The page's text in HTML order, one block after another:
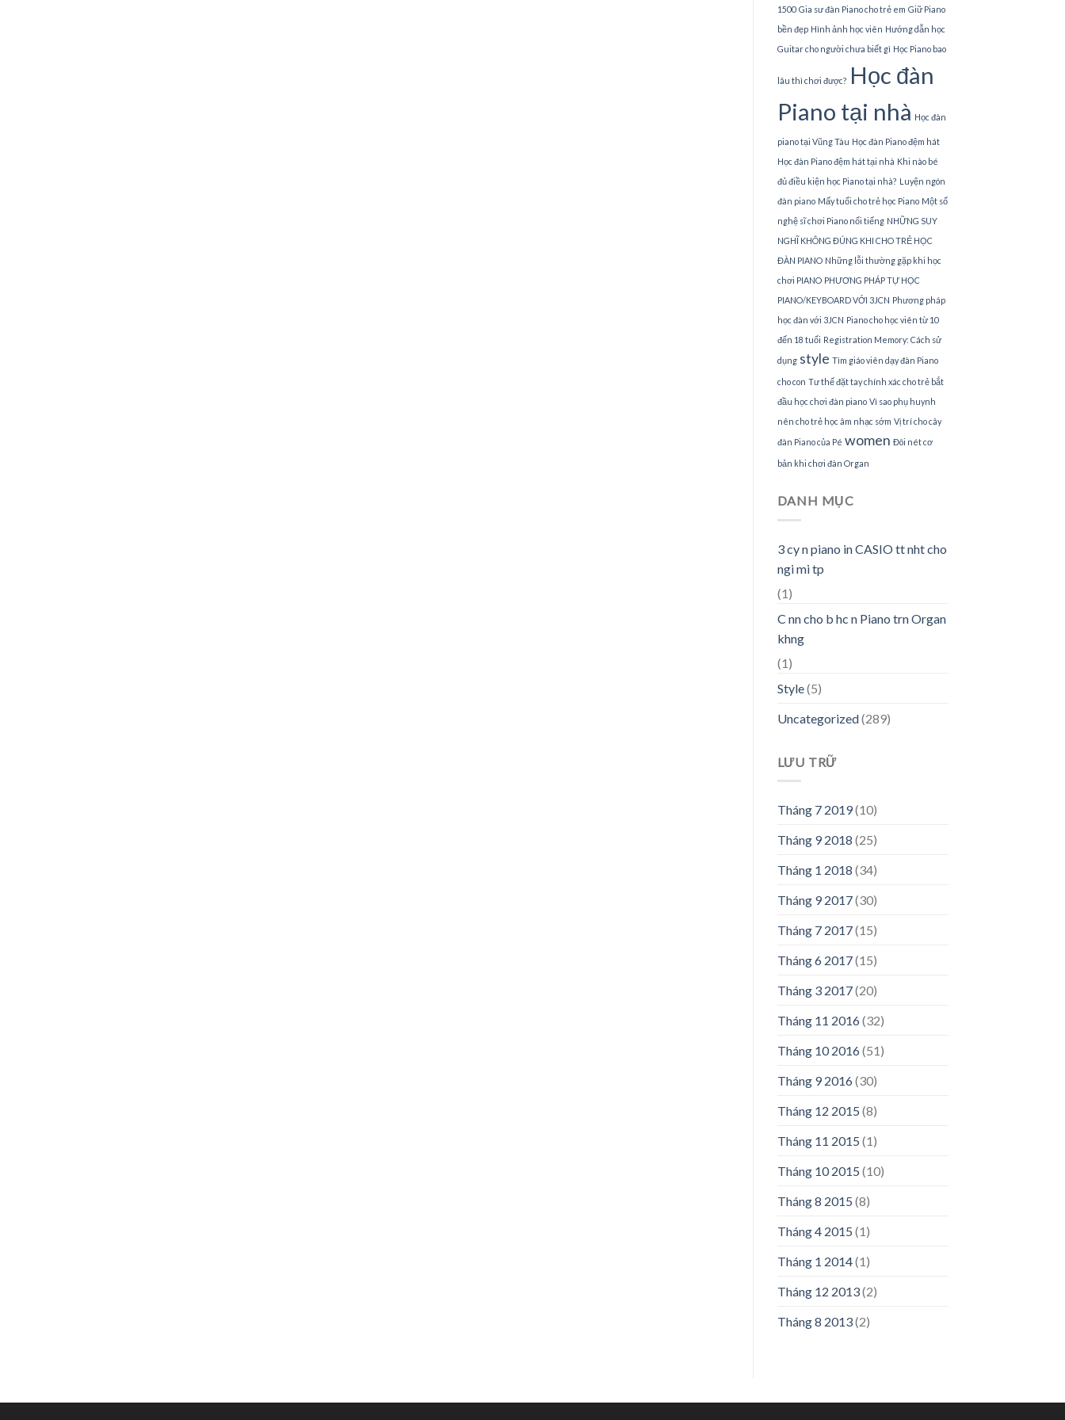
1500 Gia sư đàn Piano cho trẻ em Giữ Piano
bền đẹp Hình ảnh học viên Hướng dẫn học
Guitar cho người chưa biết gì Học Piano bao
lâu thì chơi được? Học đàn
Piano tại nhà Học đàn
piano tại Vũng Tàu Học đàn Piano đệm hát
Học đàn Piano đệm hát tại nhà Khi nào bé
đủ điều kiện học Piano tại nhà? Luyện ngón
đàn piano Mấy tuổi cho trẻ học Piano Một số
nghệ sĩ chơi Piano nổi tiếng NHỮNG SUY
NGHĨ KHÔNG ĐÚNG KHI CHO TRẺ HỌC
ĐÀN PIANO Những lỗi thường gặp khi học
chơi PIANO PHƯƠNG PHÁP TỰ HỌC
PIANO/KEYBOARD VỚI 3JCN Phương pháp
học đàn với 3JCN Piano cho học viên từ 10
đến 18 tuổi Registration Memory: Cách sử
dụng style Tìm giáo viên dạy đàn Piano
cho con Tư thế đặt tay chính xác cho trẻ bắt
đầu học chơi đàn piano Vì sao phụ huynh
nên cho trẻ học âm nhạc sớm Vị trí cho cây
đàn Piano của Pé women Đôi nét cơ
bản khi chơi đàn Organ
DANH MỤC
3 cy n piano in CASIO tt nht cho
ngi mi tp
(1)
C nn cho b hc n Piano trn Organ
khng
(1)
Style(5)
Uncategorized(289)
LƯU TRỮ
Tháng 7 2019(10)
Tháng 9 2018 (25)
Tháng 1 2018 (34)
Tháng 9 2017(30)
Tháng 7 2017(15)
Tháng 6 2017(15)
Tháng 3 2017(20)
Tháng 11 2016(32)
Tháng 10 2016(51)
Tháng 9 2016(30)
Tháng 12 2015 (8)
Tháng 11 2015 (1)
Tháng 10 2015 (10)
Tháng 8 2015 (8)
Tháng 4 2015 (1)
Tháng 1 2014(1)
Tháng 12 2013(2)
Tháng 8 2013(2)